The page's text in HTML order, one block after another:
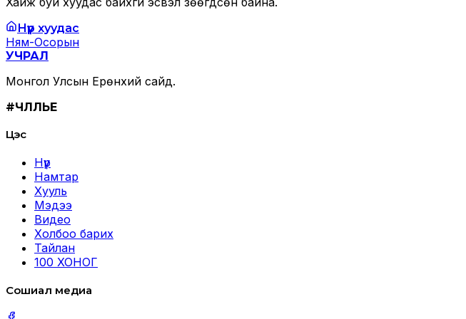
Нүүр хуудас
Ням-Осорын
УЧРАЛ
Монгол Улсын Ерөнхий сайд.
#ЧӨЛӨӨЛЬЕ
Цэс
Нүүр
Намтар
Хууль
Мэдээ
Видео
Холбоо барих
Тайлан
100 ХОНОГ
Сошиал медиа